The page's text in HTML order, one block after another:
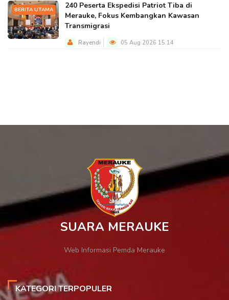
BERITA UTAMA
240 Peserta Ekspedisi Patriot Tiba di
Merauke, Fokus Kembangkan Kawasan
Transmigrasi
Rayendi 05 Aug 2026 15:14
SUARA MERAUKE
Web Informasi Pemda Merauke
KATEGORI TERPOPULER